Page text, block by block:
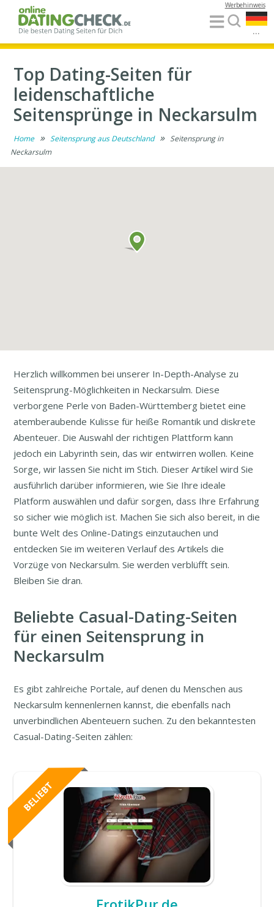
...
Werbehinweis
Top Dating-Seiten für
leidenschaftliche
Seitensprünge in Neckarsulm
Home » Seitensprung aus Deutschland » Seitensprung in
Neckarsulm
Herzlich willkommen bei unserer In-Depth-Analyse zu
Seitensprung-Möglichkeiten in Neckarsulm. Diese
verborgene Perle von Baden-Württemberg bietet eine
atemberaubende Kulisse für heiße Romantik und diskrete
Abenteuer. Die Auswahl der richtigen Plattform kann
jedoch ein Labyrinth sein, das wir entwirren wollen. Keine
Sorge, wir lassen Sie nicht im Stich. Dieser Artikel wird Sie
ausführlich darüber informieren, wie Sie Ihre ideale
Platform auswählen und dafür sorgen, dass Ihre Erfahrung
so sicher wie möglich ist. Machen Sie sich also bereit, in die
bunte Welt des Online-Datings einzutauchen und
entdecken Sie im weiteren Verlauf des Artikels die
Vorzüge von Neckarsulm. Sie werden verblüfft sein.
Bleiben Sie dran.
Beliebte Casual-Dating-Seiten
für einen Seitensprung in
Neckarsulm
Es gibt zahlreiche Portale, auf denen du Menschen aus
Neckarsulm kennenlernen kannst, die ebenfalls nach
unverbindlichen Abenteuern suchen. Zu den bekanntesten
Casual-Dating-Seiten zählen: